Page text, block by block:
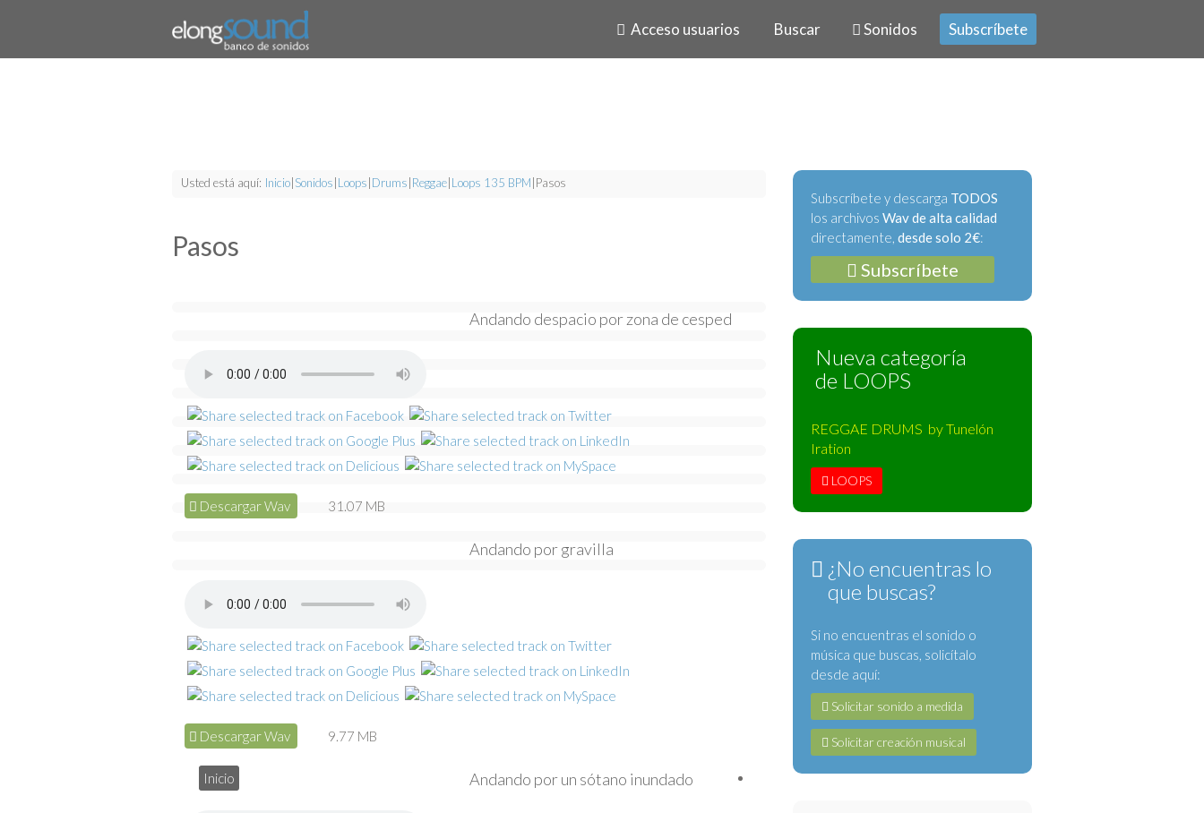
Acceso usuarios Buscar Sonidos Subscríbete
Usted está aquí: Inicio Sonidos Loops Drums Reggae Loops 135 BPM Pasos
Pasos
Andando despacio por zona de cesped
Descargar Wav 31.07 MB
Andando por gravilla
Descargar Wav 9.77 MB
Andando por un sótano inundado
Inicio
Subscríbete y descarga TODOS
los archivos Wav de alta calidad
directamente, desde solo 2€:
Subscríbete
Nueva categoría
de LOOPS
REGGAE DRUMS by Tunelón
Iration
LOOPS
¿No encuentras lo
que buscas?
Si no encuentras el sonido o
música que buscas, solicítalo
desde aquí:
Solicitar sonido a medida
Solicitar creación musical